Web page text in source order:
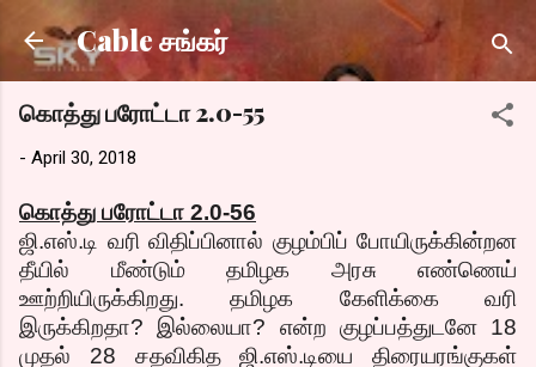
Skip to main content
Cable சங்கர்
கொத்து பரோட்டா 2.0-55
- April 30, 2018
கொத்து பரோட்டா 2.0-56
ஜி.எஸ்.டி வரி விதிப்பினால் குழம்பிப் போயிருக்கின்றன
தீயில் மீண்டும் தமிழக அரசு எண்ணெய்
ஊற்றியிருக்கிறது. தமிழக கேளிக்கை வரி
இருக்கிறதா? இல்லையா? என்ற குழப்பத்துடனே 18
முதல் 28 சதவிகித ஜி.எஸ்.டியை திரையரங்குகள்